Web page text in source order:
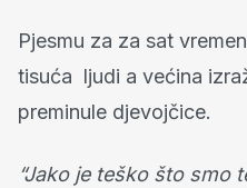
Pjesmu za za sat
tisuća ljudi a većina
preminule djevojčice.
“Jako je teško što smo